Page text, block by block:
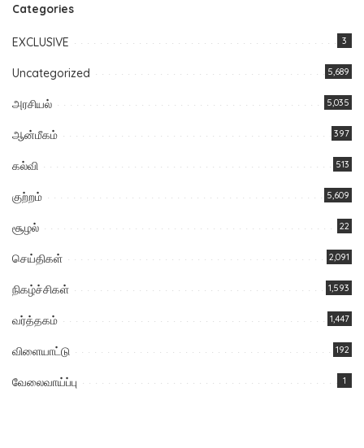
Categories
EXCLUSIVE 3
Uncategorized 5,689
அரசியல் 5,035
ஆன்மீகம் 397
கல்வி 513
குற்றம் 5,609
சூழல் 22
செய்திகள் 2,091
நிகழ்ச்சிகள் 1,593
வர்த்தகம் 1,447
விளையாட்டு 192
வேலைவாய்ப்பு 1